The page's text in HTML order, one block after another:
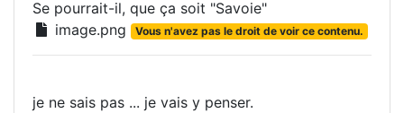
Se pourrait-il, que ça soit "Savoie"
image.png
Vous n'avez pas le droit de voir ce contenu.
je ne sais pas ... je vais y penser.